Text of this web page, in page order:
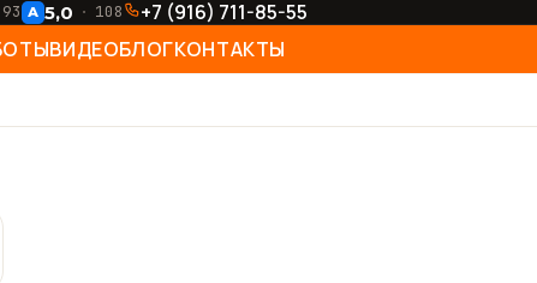
93 А 5,0 108 +7 (916) 711-85-55
ВИДЕОБЛОГКОНТАКТЫ